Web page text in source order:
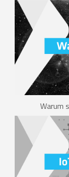
Warum